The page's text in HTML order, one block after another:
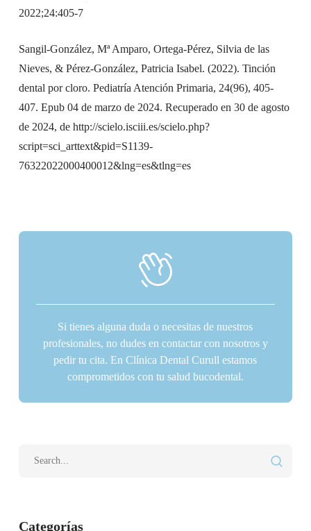
Categorías
2022;24:405-7
Sangil-González, Mª Amparo, Ortega-Pérez, Silvia de las
Nieves, & Pérez-González, Patricia Isabel. (2022). Tinción
dental por cloro. Pediatría Atención Primaria, 24(96), 405-
407. Epub 04 de marzo de 2024. Recuperado en 30 de agosto
de 2024, de http://scielo.isciii.es/scielo.php?
script=sci_arttext&pid=S1139-
76322022000400012&lng=es&tlng=es
Si tienes alguna duda o necesitas de nuestros
profesionales, no dudes en contactar con nosotros y
pedir tu cita. En Clínica Dental Curull estamos
comprometidos con tu salud bucodental.